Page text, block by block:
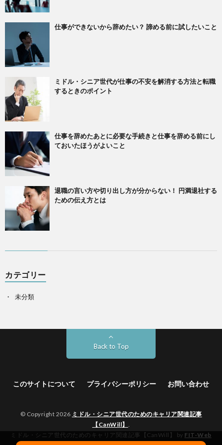
仕事ができないから辞めたい？ 諦める前に試したいこと
ミドル・シニア世代が仕事の不安を解消する方法と転職
するときのポイント
仕事を辞めたあとに必要な手続きと仕事を辞める前にし
ておいたほうがよいこと
退職の言い方や切り出し方が分からない！ 円満退社する
ための伝え方とは
カテゴリー
未分類
Back to Top
このサイトについて プライバシーポリシー お問い合わせ
© Copyright 2026 ミドル・シニア世代のためのキャリア関連記事
【CanWill】 .
ミドル・シニア世代のためのキャリア関連記事【CanWill】 by FIT-Web